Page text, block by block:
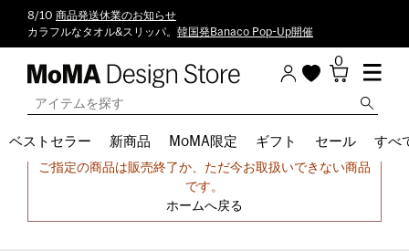
8/10 商品発送休業のお知らせ
カラフルなタオル&スリッパ。 韓国発Banaco Pop-Up開催
0
ベストセラー 新商品 MoMA限定 ギフト セール すべ
申し訳ございません。
ご指定の商品は販売終了か、ただ今お取扱いできない商品
です。
ホームへ戻る